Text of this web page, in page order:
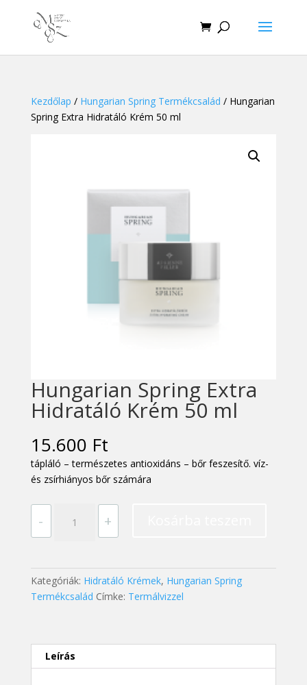
Kezdőlap / Hungarian Spring Termékcsalád / Hungarian
Spring Extra Hidratáló Krém 50 ml
Hungarian Spring Extra
Hidratáló Krém 50 ml
15.600 Ft
tápláló – természetes antioxidáns – bőr feszesítő. víz-
és zsírhiányos bőr számára
-
Spring
Krém
50
+
Kategóriák: Hidratáló Krémek, Hungarian Spring
Termékcsalád Címke: Termálvizzel
Leírás